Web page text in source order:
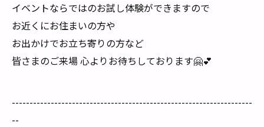
イベントならではのお試し体験ができますので
お近くにお住まいの方や
お出かけでお立ち寄りの方など
皆さまのご来場 心よりお待ちしております🤗💕
--------------------------------------------------------------------
--